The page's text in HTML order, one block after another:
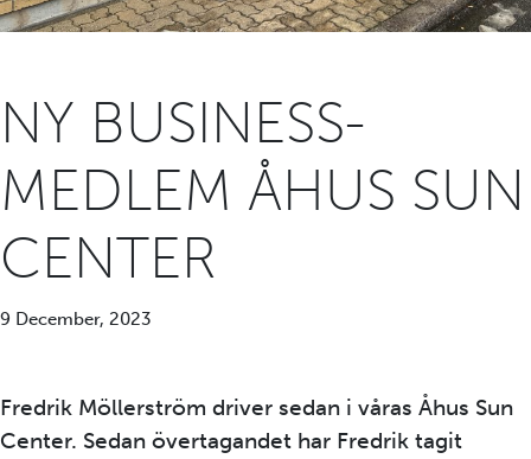
NY BUSINESS-
MEDLEM ÅHUS SUN
CENTER
9 December, 2023
Fredrik Möllerström driver sedan i våras Åhus Sun
Center. Sedan övertagandet har Fredrik tagit